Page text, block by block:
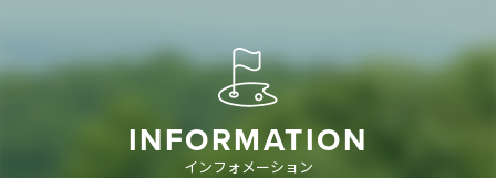
INFORMATION
インフォメーション